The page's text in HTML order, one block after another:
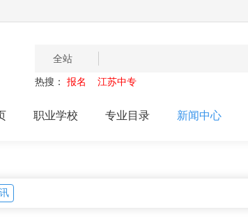
全站
热搜： 报名 江苏中专
职业学校 专业目录 新闻中心